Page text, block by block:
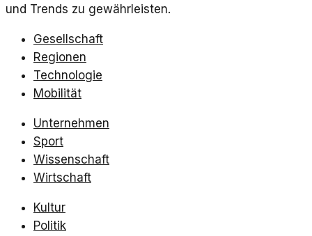
und Trends zu gewährleisten.
Gesellschaft
Regionen
Technologie
Mobilität
Unternehmen
Sport
Wissenschaft
Wirtschaft
Kultur
Politik